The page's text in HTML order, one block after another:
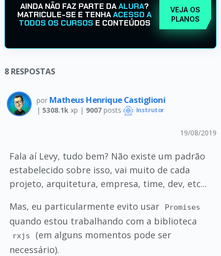
AINDA NÃO FAZ PARTE DAALURA?
MATRICULE-SE E TENHAACESSO A
TODOS OS CURSOS E CONTEÚDOS
VEJA OS
PLANOS
8 RESPOSTAS
por Matheus Henrique Castiglioni
| 5308.1k xp | 9007posts Instrutor
19/08/2019
Fala aí Levy, tudo bem? Não existe um padrão
estabelecido sobre isso, vai muito de cada
projeto, arquitetura, empresa, time, dev, etc...
Mas, eu particularmente evito usar
Promises
quando estou trabalhando com a biblioteca
rxjs
(em alguns momentos pode ser
necessário).